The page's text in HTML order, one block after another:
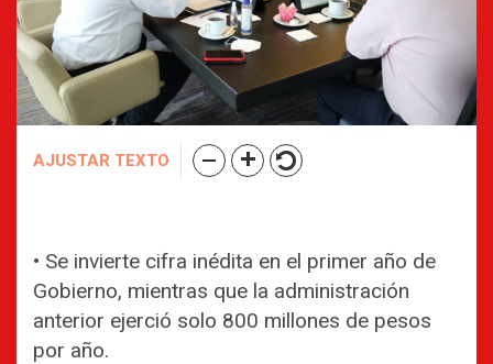
AJUSTAR TEXTO
• Se invierte cifra inédita en el primer año de
Gobierno, mientras que la administración
anterior ejerció solo 800 millones de pesos
por año.